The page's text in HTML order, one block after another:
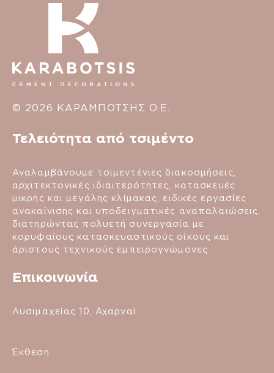
© 2026 ΚΑΡΑΜΠΟΤΣΗΣ Ο.Ε.
Τελειότητα από τσιμέντο
Αναλαμβάνουμε τσιμεντένιες διακοσμήσεις,
αρχιτεκτονικές ιδιαιτερότητες, κατασκευές
μικρής και μεγάλης κλίμακας, ειδικές εργασίες
ανακαίνισης και υποδειγματικές αναπαλαιώσεις,
διατηρώντας πολυετή συνεργασία με
κορυφαίους κατασκευαστικούς οίκους και
άριστους τεχνικούς εμπειρογνώμονες.
Επικοινωνία
Λυσιμαχείας 10, Αχαρναί
Έκθεση